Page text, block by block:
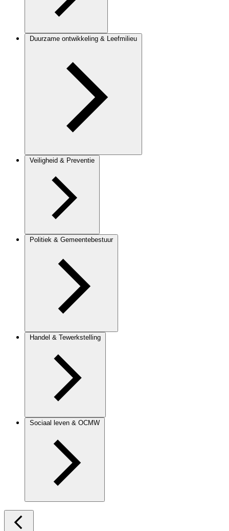
Duurzame ontwikkeling & Leefmilieu
Veiligheid & Preventie
Politiek & Gemeentebestuur
Handel & Tewerkstelling
Sociaal leven & OCMW